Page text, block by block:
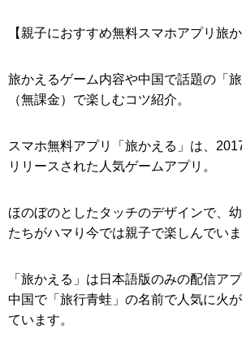
【親子におすすめ無料スマホアプリ旅か
旅かえるゲーム内容や中国で話題の「
（無課金）で楽しむコツ紹介。
スマホ無料アプリ「旅かえる」は、
リリースされた人気ゲームアプリ。
ほのぼのとしたタッチのデザインで、
たちがハマり今では親子で楽しんでいま
「旅かえる」は日本語版のみの配信ア
中国で「旅行青蛙」の名前で人気に火
ています。